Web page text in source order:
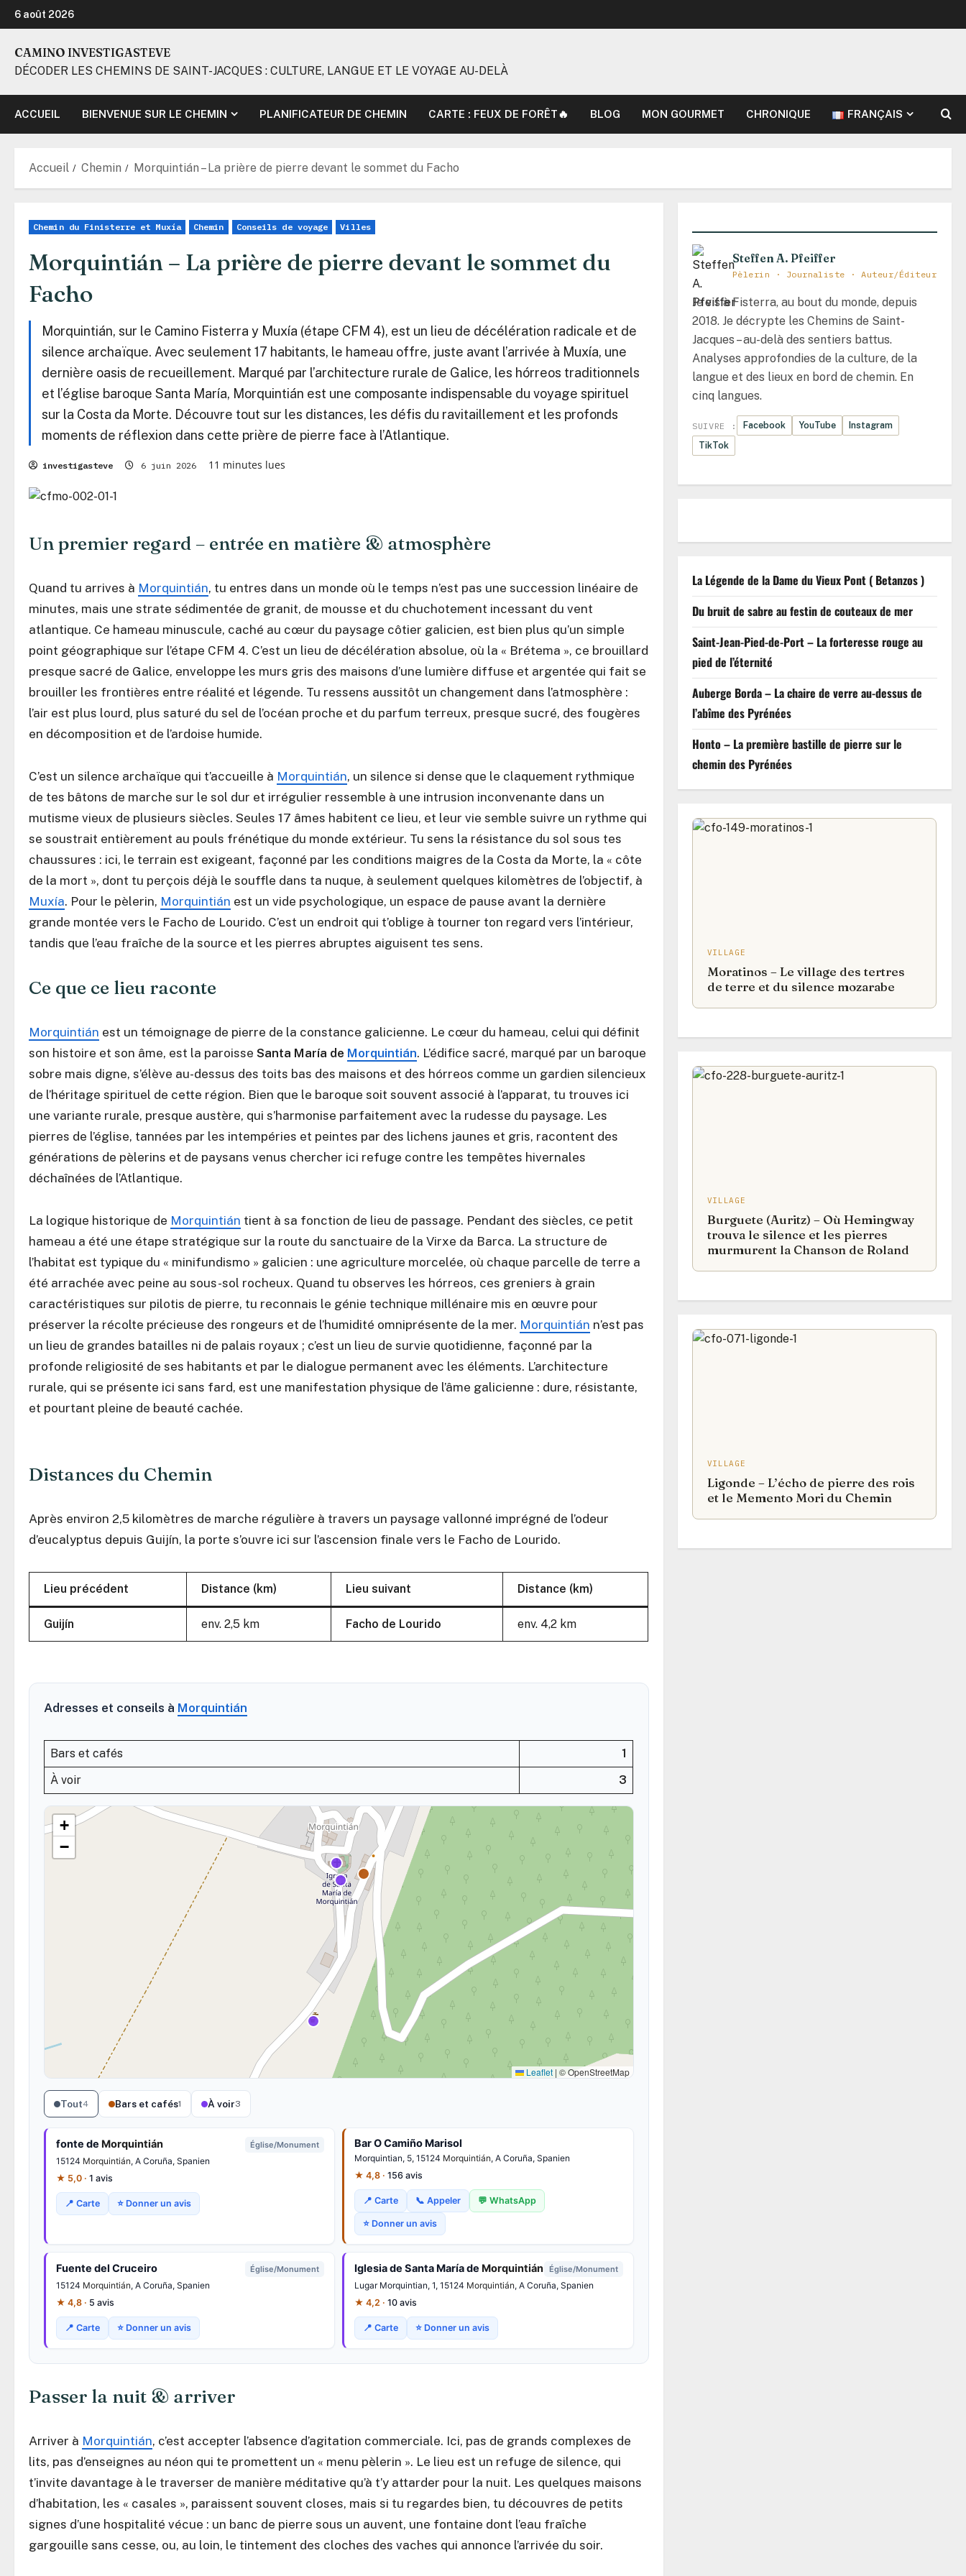
Aller
au
contenu
6 août 2026
CAMINO INVESTIGASTEVE
DÉCODER LES CHEMINS DE SAINT-JACQUES : CULTURE, LANGUE ET LE VOYAGE AU-DELÀ
ACCUEIL BIENVENUE SUR LE CHEMIN PLANIFICATEUR DE CHEMIN CARTE : FEUX DE FORÊT🔥 BLOG MON GOURMET CHRONIQUE FRANÇAIS
Accueil Chemin Morquintián – La prière de pierre devant le sommet du Facho
Chemin du Finisterre et Muxía Chemin Conseils de voyage Villes
Morquintián – La prière de pierre devant le sommet du
Facho
Morquintián, sur le Camino Fisterra y Muxía (étape CFM 4), est un lieu de décélération radicale et de
silence archaïque. Avec seulement 17 habitants, le hameau offre, juste avant l’arrivée à Muxía, une
dernière oasis de recueillement. Marqué par l’architecture rurale de Galice, les hórreos traditionnels
et l’église baroque Santa María, Morquintián est une composante indispensable du voyage spirituel
sur la Costa da Morte. Découvre tout sur les distances, les défis du ravitaillement et les profonds
moments de réflexion dans cette prière de pierre face à l’Atlantique.
investigasteve 6 juin 2026 11 minutes lues
Un premier regard – entrée en matière & atmosphère
Quand tu arrives à Morquintián, tu entres dans un monde où le temps n’est pas une succession linéaire de
minutes, mais une strate sédimentée de granit, de mousse et du chuchotement incessant du vent
atlantique. Ce hameau minuscule, caché au cœur du paysage côtier galicien, est bien plus qu’un simple
point géographique sur l’étape CFM 4. C’est un lieu de décélération absolue, où la « Brétema », ce brouillard
presque sacré de Galice, enveloppe les murs gris des maisons d’une lumière diffuse et argentée qui fait se
brouiller les frontières entre réalité et légende. Tu ressens aussitôt un changement dans l’atmosphère :
l’air est plus lourd, plus saturé du sel de l’océan proche et du parfum terreux, presque sucré, des fougères
en décomposition et de l’ardoise humide.
C’est un silence archaïque qui t’accueille à Morquintián, un silence si dense que le claquement rythmique
de tes bâtons de marche sur le sol dur et irrégulier ressemble à une intrusion inconvenante dans un
mutisme vieux de plusieurs siècles. Seules 17 âmes habitent ce lieu, et leur vie semble suivre un rythme qui
se soustrait entièrement au pouls frénétique du monde extérieur. Tu sens la résistance du sol sous tes
chaussures : ici, le terrain est exigeant, façonné par les conditions maigres de la Costa da Morte, la « côte
de la mort », dont tu perçois déjà le souffle dans ta nuque, à seulement quelques kilomètres de l’objectif, à
Muxía. Pour le pèlerin, Morquintián est un vide psychologique, un espace de pause avant la dernière
grande montée vers le Facho de Lourido. C’est un endroit qui t’oblige à tourner ton regard vers l’intérieur,
tandis que l’eau fraîche de la source et les pierres abruptes aiguisent tes sens.
Ce que ce lieu raconte
Morquintián est un témoignage de pierre de la constance galicienne. Le cœur du hameau, celui qui définit
son histoire et son âme, est la paroisse Santa María de Morquintián. L’édifice sacré, marqué par un baroque
sobre mais digne, s’élève au-dessus des toits bas des maisons et des hórreos comme un gardien silencieux
de l’héritage spirituel de cette région. Bien que le baroque soit souvent associé à l’apparat, tu trouves ici
une variante rurale, presque austère, qui s’harmonise parfaitement avec la rudesse du paysage. Les
pierres de l’église, tannées par les intempéries et peintes par des lichens jaunes et gris, racontent des
générations de pèlerins et de paysans venus chercher ici refuge contre les tempêtes hivernales
déchaînées de l’Atlantique.
La logique historique de Morquintián tient à sa fonction de lieu de passage. Pendant des siècles, ce petit
hameau a été une étape stratégique sur la route du sanctuaire de la Virxe da Barca. La structure de
l’habitat est typique du « minifundismo » galicien : une agriculture morcelée, où chaque parcelle de terre a
été arrachée avec peine au sous-sol rocheux. Quand tu observes les hórreos, ces greniers à grain
caractéristiques sur pilotis de pierre, tu reconnais le génie technique millénaire mis en œuvre pour
préserver la récolte précieuse des rongeurs et de l’humidité omniprésente de la mer. Morquintián n’est pas
un lieu de grandes batailles ni de palais royaux ; c’est un lieu de survie quotidienne, façonné par la
profonde religiosité de ses habitants et par le dialogue permanent avec les éléments. L’architecture
rurale, qui se présente ici sans fard, est une manifestation physique de l’âme galicienne : dure, résistante,
et pourtant pleine de beauté cachée.
Distances du Chemin
Après environ 2,5 kilomètres de marche régulière à travers un paysage vallonné imprégné de l’odeur
d’eucalyptus depuis Guijín, la porte s’ouvre ici sur l’ascension finale vers le Facho de Lourido.
Lieu précédent Distance (km) Lieu suivant Distance (km)
Guijín env. 2,5 km Facho de Lourido env. 4,2 km
Adresses et conseils à Morquintián
Bars et cafés
1
À voir
3
+
−
Leaflet | © OpenStreetMap
Tout4 Bars et cafés1 À voir3
fonte de Morquintián Église/Monument
15124 Morquintián, A Coruña, Spanien
★ 5,0 · 1 avis
📍 Carte ⭐ Donner un avis
Bar O Camiño Marisol
Morquintian, 5, 15124 Morquintián, A Coruña, Spanien
★ 4,8 ·156 avis
📍 Carte 📞 Appeler 💬 WhatsApp
⭐ Donner un avis
Fuente del Cruceiro Église/Monument
15124 Morquintián, A Coruña, Spanien
★ 4,8 · 5 avis
📍 Carte ⭐ Donner un avis
Iglesia de Santa María de Morquintián Église/Monument
Lugar Morquintian, 1, 15124 Morquintián, A Coruña, Spanien
★ 4,2 ·10 avis
📍 Carte ⭐ Donner un avis
Passer la nuit & arriver
Arriver à Morquintián, c’est accepter l’absence d’agitation commerciale. Ici, pas de grands complexes de
lits, pas d’enseignes au néon qui te promettent un « menu pèlerin ». Le lieu est un refuge de silence, qui
t’invite davantage à le traverser de manière méditative qu’à t’y attarder pour la nuit. Les quelques maisons
d’habitation, les « casales », paraissent souvent closes, mais si tu regardes bien, tu découvres de petits
signes d’une hospitalité vécue : un banc de pierre sous un auvent, une fontaine dont l’eau fraîche
gargouille sans cesse, ou, au loin, le tintement des cloches des vaches qui annonce l’arrivée du soir.
Steffen A. Pfeiffer
Pèlerin · Journaliste · Auteur/Éditeur
Je vis à Fisterra, au bout du monde, depuis
2018. Je décrypte les Chemins de Saint-
Jacques – au-delà des sentiers battus.
Analyses approfondies de la culture, de la
langue et des lieux en bord de chemin. En
cinq langues.
SUIVRE : Facebook YouTube
Instagram
TikTok
La Légende de la Dame du Vieux Pont ( Betanzos )
Du bruit de sabre au festin de couteaux de mer
Saint-Jean-Pied-de-Port – La forteresse rouge au
pied de l’éternité
Auberge Borda – La chaire de verre au-dessus de
l’abîme des Pyrénées
Honto – La première bastille de pierre sur le
chemin des Pyrénées
VILLAGE
Moratinos – Le village des tertres
de terre et du silence mozarabe
VILLAGE
Burguete (Auritz) – Où Hemingway
trouva le silence et les pierres
murmurent la Chanson de Roland
VILLAGE
Ligonde – L’écho de pierre des rois
et le Memento Mori du Chemin